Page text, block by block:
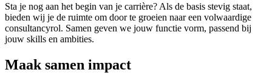
Sta je nog aan het begin van je carrière? Als de basis stevig staat,
bieden wij je de ruimte om door te groeien naar een volwaardige
consultancyrol. Samen geven we jouw functie vorm, passend bij
jouw skills en ambities.
Maak samen impact